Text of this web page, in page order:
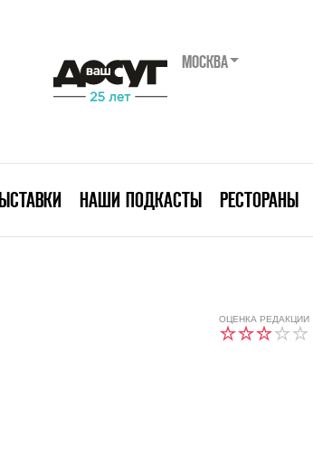
МОСКВА
НАШИ ПОДКАСТЫ РЕСТОРАНЫ
ОЦЕНКА РЕДАКЦИИ